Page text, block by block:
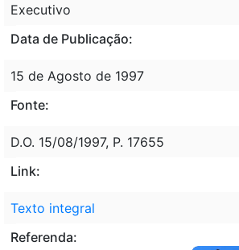
Executivo
Data de Publicação:
15 de Agosto de 1997
Fonte:
D.O. 15/08/1997, P. 17655
Link:
Texto integral
Referenda: